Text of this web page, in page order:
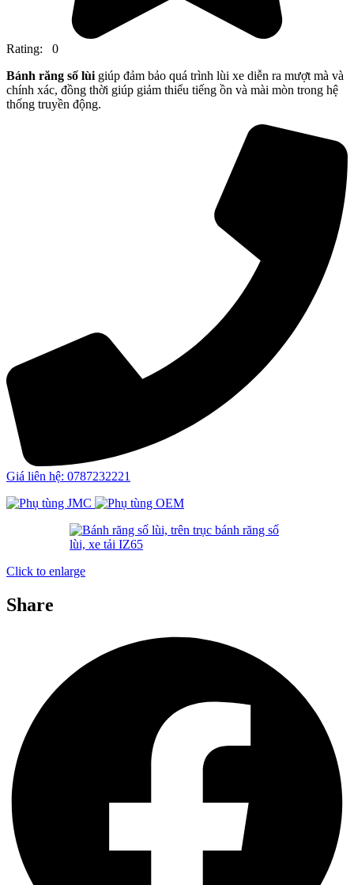
Rating: 0
Bánh răng số lùi giúp đảm bảo quá trình lùi xe diễn ra mượt mà và
chính xác, đồng thời giúp giảm thiểu tiếng ồn và mài mòn trong hệ
thống truyền động.
Giá liên hệ: 0787232221
Click to enlarge
Share